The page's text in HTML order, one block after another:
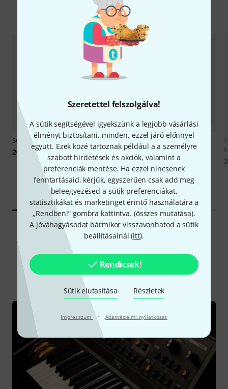
Szeretettel felszolgálva!
A sütik segítségével igyekszünk a legjobb vásárlási
élményt biztosítani, minden, ezzel járó előnnyel
együtt. Ezek közé tartoznak például a a személyre
szabott hirdetések és akciók, valamint a
preferenciák mentése. Ha ezzel nincsenek
fenntartásaid, kérjük, egyszerűen csak add meg
beleegyezésed a sütik preferenciákat,
statisztikákat és marketinget érintő használatára a
„Rendben!” gombra kattintva. (összes mutatása).
A jóváhagyásodat bármikor visszavonhatod a sütik
beállításainál (itt).
Rendicsek!
Sütik elutasítása Részletek
Impresszum · Adatvédelmi nyilatkozat
Alkalmi ajánlatok
SOMACosmos B-Stock
264 832 Ft
19
Engine AudioEra II Medieval
Legends
62 200 Ft
30 napos legjobb ár:
96 200 Ft
-35%
Tudnivalók
Mind Kalauz